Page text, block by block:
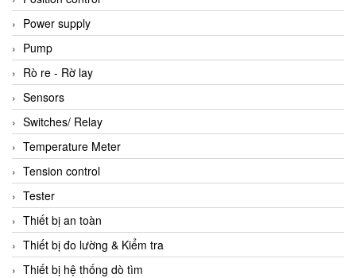
Power supply
Pump
Rò re - Rờ lay
Sensors
Switches/ Relay
Temperature Meter
Tension control
Tester
Thiết bị an toàn
Thiết bị đo lường & Kiểm tra
Thiết bị hệ thống dò tìm